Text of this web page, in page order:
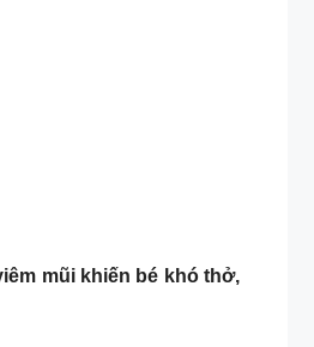
mũi khiến bé khó thở,